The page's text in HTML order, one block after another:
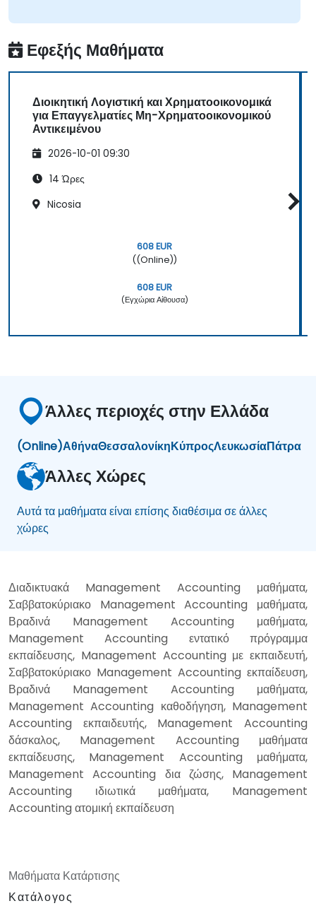
Εφεξής Μαθήματα
Διοικητική Λογιστική και Χρηματοοικονομικά
για Επαγγελματίες Μη-Χρηματοοικονομικού
Αντικειμένου
2026-10-01 09:30
14 Ώρες
Nicosia
608 EUR
((Online))
608 EUR
(Εγχώρια Αίθουσα)
Άλλες περιοχές στην Ελλάδα
(Online)ΑθήναΘεσσαλονίκηΚύπροςΛευκωσίαΠάτρα
Άλλες Χώρες
Αυτά τα μαθήματα είναι επίσης διαθέσιμα σε άλλες
χώρες
Διαδικτυακά Management Accounting μαθήματα,
Σαββατοκύριακο Management Accounting μαθήματα,
Βραδινά Management Accounting μαθήματα,
Management Accounting εντατικό πρόγραμμα
εκπαίδευσης, Management Accounting με εκπαιδευτή,
Σαββατοκύριακο Management Accounting εκπαίδευση,
Βραδινά Management Accounting μαθήματα,
Management Accounting καθοδήγηση, Management
Accounting εκπαιδευτής, Management Accounting
δάσκαλος, Management Accounting μαθήματα
εκπαίδευσης, Management Accounting μαθήματα,
Management Accounting δια ζώσης, Management
Accounting ιδιωτικά μαθήματα, Management
Accounting ατομική εκπαίδευση
Μαθήματα Κατάρτισης
Κατάλογος